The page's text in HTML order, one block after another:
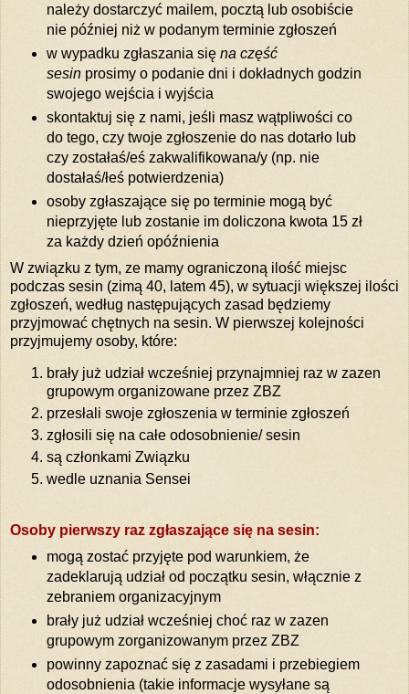
należy dostarczyć mailem, pocztą lub osobiście
nie później niż w podanym terminie zgłoszeń
w wypadku zgłaszania się na część
sesinprosimy o podanie dni i dokładnych godzin
swojego wejścia i wyjścia
skontaktuj się z nami, jeśli masz wątpliwości co
do tego, czy twoje zgłoszenie do nas dotarło lub
czy zostałaś/eś zakwalifikowana/y (np. nie
dostałaś/łeś potwierdzenia)
osoby zgłaszające się po terminie mogą być
nieprzyjęte lub zostanie im doliczona kwota 15 zł
za każdy dzień opóźnienia
W związku z tym, ze mamy ograniczoną ilość miejsc
podczas sesin (zimą 40, latem 45), w sytuacji większej ilości
zgłoszeń, według następujących zasad będziemy
przyjmować chętnych na sesin. W pierwszej kolejności
przyjmujemy osoby, które:
brały już udział wcześniej przynajmniej raz w zazen
grupowym organizowane przez ZBZ
przesłali swoje zgłoszenia w terminie zgłoszeń
zgłosili się na całe odosobnienie/ sesin
są członkami Związku
wedle uznania Sensei
Osoby pierwszy raz zgłaszające się na sesin:
mogą zostać przyjęte pod warunkiem, że
zadeklarują udział od początku sesin, włącznie z
zebraniem organizacyjnym
brały już udział wcześniej choć raz w zazen
grupowym zorganizowanym przez ZBZ
powinny zapoznać się z zasadami i przebiegiem
odosobnienia (takie informacje wysyłane są